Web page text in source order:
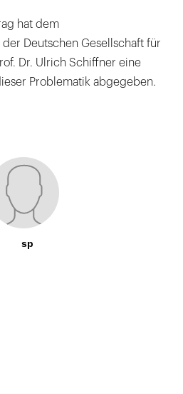
hat dem
Deutschen Gesellschaft für
Dr. Ulrich Schiffner eine
Problematik abgegeben.
sp